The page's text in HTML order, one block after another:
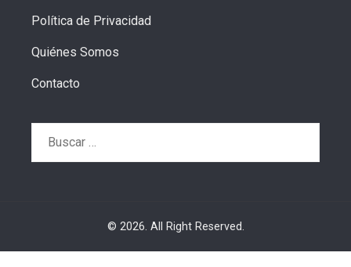
Política de Privacidad
Quiénes Somos
Contacto
© 2026. All Right Reserved.